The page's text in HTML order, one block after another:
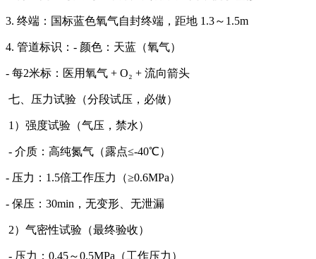
3. 终端：国标蓝色氧气自封终端，距地 1.3～1.5m
4. 管道标识：- 颜色：天蓝（氧气）
- 每2米标：医用氧气 + O₂ + 流向箭头
七、压力试验（分段试压，必做）
1）强度试验（气压，禁水）
- 介质：高纯氮气（露点≤-40℃）
- 压力：1.5倍工作压力（≥0.6MPa）
- 保压：30min，无变形、无泄漏
2）气密性试验（最终验收）
- 压力：0.45～0.5MPa（工作压力）